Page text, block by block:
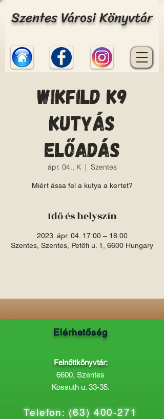
Szentes Városi Könyvtár
Wikfild K9
Kutyás
előadás
ápr. 04., K
  |
Szentes
Miért ássa fel a kutya a kertet?
Idő és helyszín
2023. ápr. 04. 17:00 – 18:00
Szentes, Szentes, Petőfi u. 1, 6600 Hungary
Elérhetőség
Felnőttkönyvtár:
6600, Szentes
Kossuth u. 33-35.
Telefon:(63) 400-271